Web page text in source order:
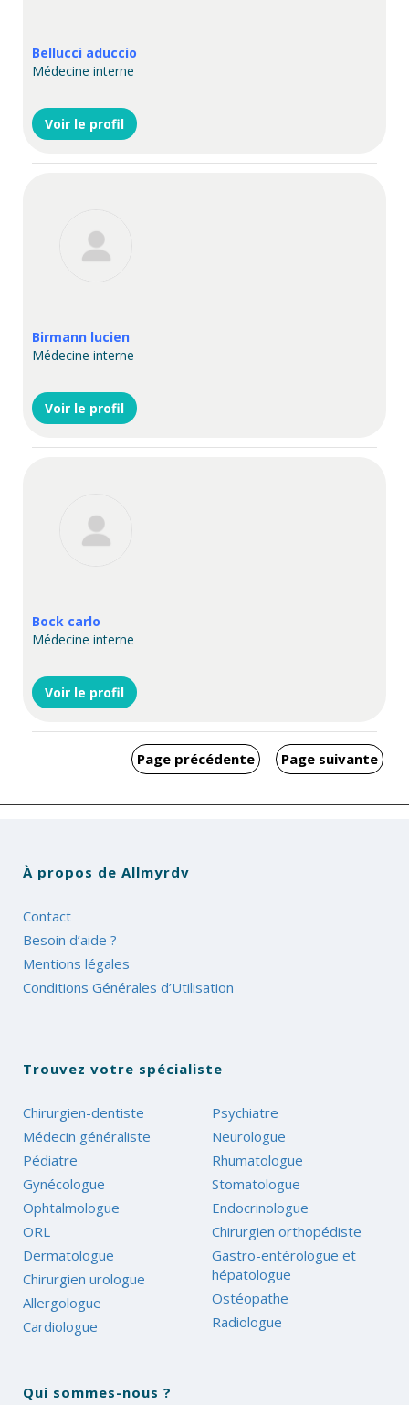
Bellucci aduccio
Médecine interne
Voir le profil
Birmann lucien
Médecine interne
Voir le profil
Bock carlo
Médecine interne
Voir le profil
Page précédente Page suivante
À propos de Allmyrdv
Contact
Besoin d’aide ?
Mentions légales
Conditions Générales d’Utilisation
Trouvez votre spécialiste
Chirurgien-dentiste
Médecin généraliste
Pédiatre
Gynécologue
Ophtalmologue
ORL
Dermatologue
Chirurgien urologue
Allergologue
Cardiologue
Psychiatre
Neurologue
Rhumatologue
Stomatologue
Endocrinologue
Chirurgien orthopédiste
Gastro-entérologue et
hépatologue
Ostéopathe
Radiologue
Qui sommes-nous ?